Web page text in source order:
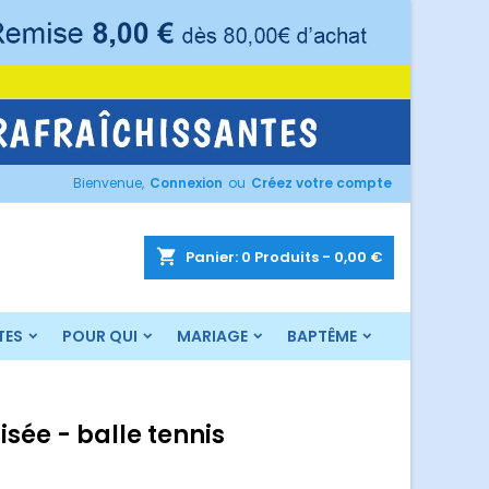
Bienvenue, Connexion ou Créez votre compte
shopping_cart Panier: 0 Produits - 0,00 €
POUR QUI MARIAGE BAPTÊME
- balle tennis